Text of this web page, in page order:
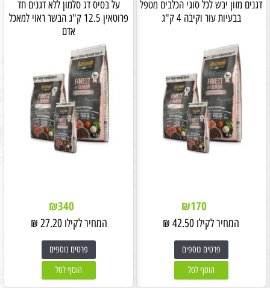
דגנים מזון יבש לכל סוגי הכלבים מטפל
בבעיות עור וקיבה 4 ק"ג
₪170
המחיר לקילו 42.50
₪
פרטים נוספים
הוסף לסל
על בסיס דג סלמון ללא דגנים חד
פרוטאין 12.5 ק"ג הבשר ראוי למאכל
אדם
₪340
המחיר לקילו 27.20
₪
פרטים נוספים
הוסף לסל